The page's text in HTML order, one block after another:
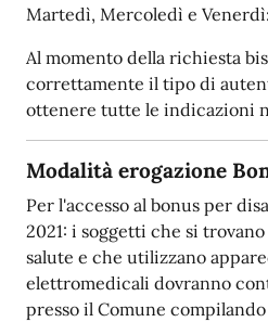
Martedì, Mercoledì e
Al momento della richiesta
correttamente il tipo di
ottenere tutte le indicazioni
Modalità erogazione
Per l'accesso al bonus per
2021: i soggetti che si
salute e che utilizzano
elettromedicali dovranno
presso il Comune